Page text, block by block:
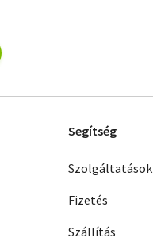
Segítség
Szolgáltatások
Fizetés
Szállítás